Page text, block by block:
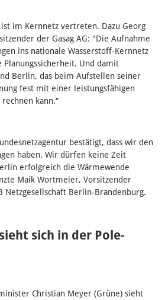
im Kernnetz vertreten. Dazu Georg
der Gasag AG: "Die Aufnahme
ins nationale Wasserstoff-Kernnetz
Planungssicherheit. Und damit
Berlin, das beim Aufstellen seiner
fest mit einer leistungsfähigen
kann."
bestätigt, dass wir den
haben. Wir dürfen keine Zeit
erfolgreich die Wärmewende
Maik Wortmeier, Vorsitzender
Netzgesellschaft Berlin-Brandenburg.
sich in der Pole-
Christian Meyer (Grüne) sieht